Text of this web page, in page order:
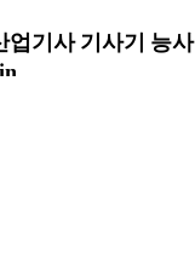
업기사 기사기 능사